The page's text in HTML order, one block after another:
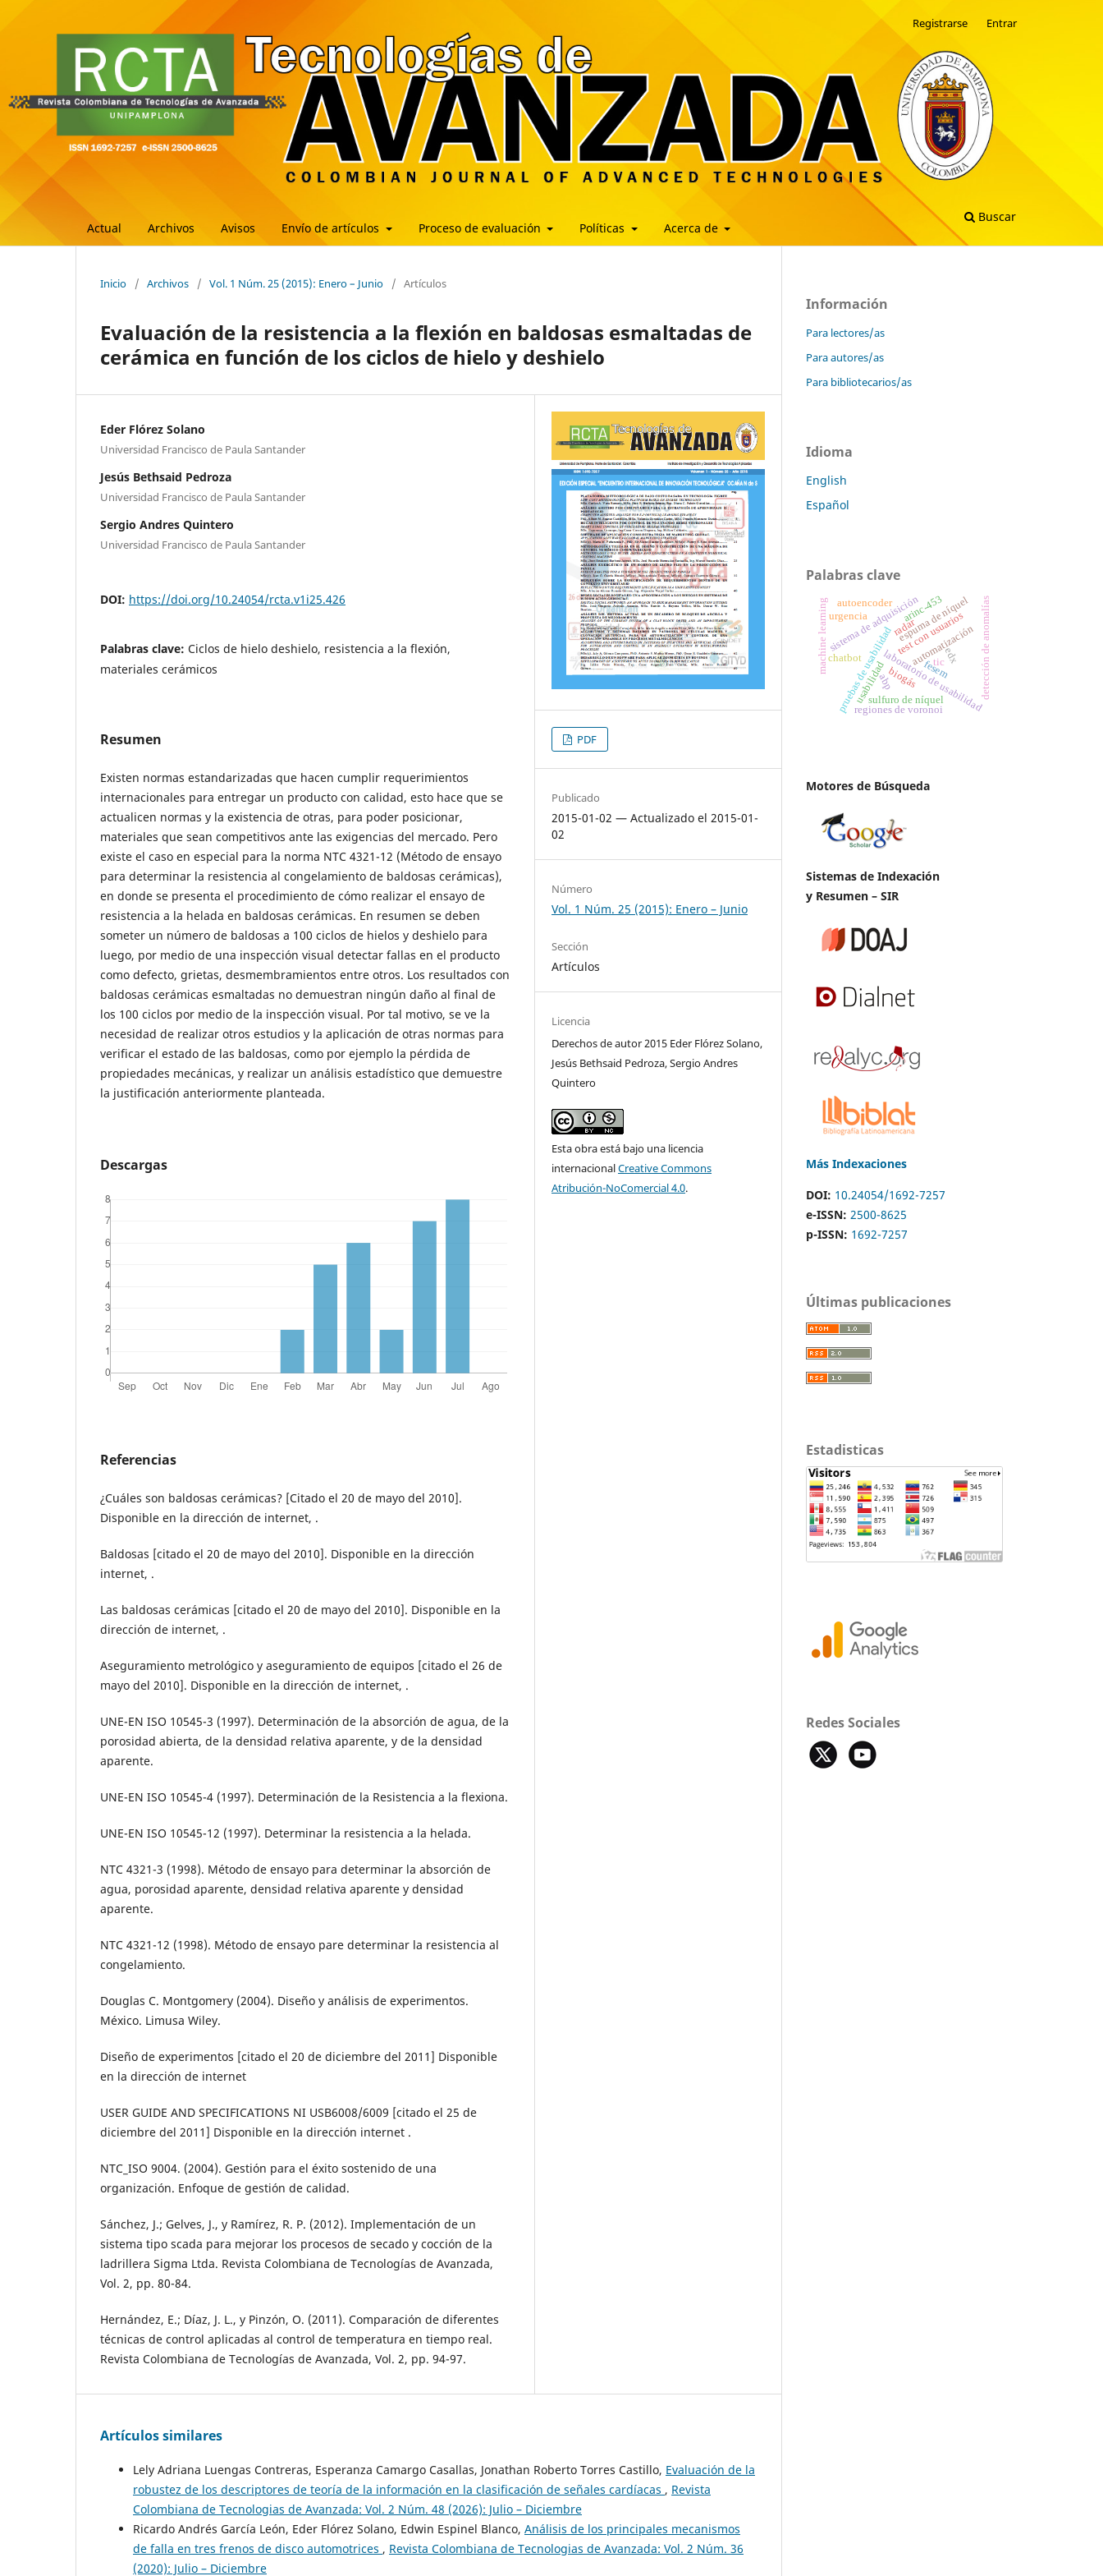
Actual Archivos Avisos Envío de artículos Proceso de evaluación Políticas Acerca de
Buscar
Registrarse Entrar
Inicio / Archivos / Vol. 1 Núm. 25 (2015): Enero – Junio / Artículos
Evaluación de la resistencia a la flexión en baldosas esmaltadas de
cerámica en función de los ciclos de hielo y deshielo
Eder Flórez Solano
Universidad Francisco de Paula Santander
Jesús Bethsaid Pedroza
Universidad Francisco de Paula Santander
Sergio Andres Quintero
Universidad Francisco de Paula Santander
DOI: https://doi.org/10.24054/rcta.v1i25.426
Palabras clave: Ciclos de hielo deshielo, resistencia a la flexión,
materiales cerámicos
Resumen
Existen normas estandarizadas que hacen cumplir requerimientos
internacionales para entregar un producto con calidad, esto hace que se
actualicen normas y la existencia de otras, para poder posicionar,
materiales que sean competitivos ante las exigencias del mercado. Pero
existe el caso en especial para la norma NTC 4321-12 (Método de ensayo
para determinar la resistencia al congelamiento de baldosas cerámicas),
en donde se presenta el procedimiento de cómo realizar el ensayo de
resistencia a la helada en baldosas cerámicas. En resumen se deben
someter un número de baldosas a 100 ciclos de hielos y deshielo para
luego, por medio de una inspección visual detectar fallas en el producto
como defecto, grietas, desmembramientos entre otros. Los resultados con
baldosas cerámicas esmaltadas no demuestran ningún daño al final de
los 100 ciclos por medio de la inspección visual. Por tal motivo, se ve la
necesidad de realizar otros estudios y la aplicación de otras normas para
verificar el estado de las baldosas, como por ejemplo la pérdida de
propiedades mecánicas, y realizar un análisis estadístico que demuestre
la justificación anteriormente planteada.
Descargas
Referencias
¿Cuáles son baldosas cerámicas? [Citado el 20 de mayo del 2010].
Disponible en la dirección de internet, .
Baldosas [citado el 20 de mayo del 2010]. Disponible en la dirección
internet, .
Las baldosas cerámicas [citado el 20 de mayo del 2010]. Disponible en la
dirección de internet, .
Aseguramiento metrológico y aseguramiento de equipos [citado el 26 de
mayo del 2010]. Disponible en la dirección de internet, .
UNE-EN ISO 10545-3 (1997). Determinación de la absorción de agua, de la
porosidad abierta, de la densidad relativa aparente, y de la densidad
aparente.
UNE-EN ISO 10545-4 (1997). Determinación de la Resistencia a la flexiona.
UNE-EN ISO 10545-12 (1997). Determinar la resistencia a la helada.
NTC 4321-3 (1998). Método de ensayo para determinar la absorción de
agua, porosidad aparente, densidad relativa aparente y densidad
aparente.
NTC 4321-12 (1998). Método de ensayo pare determinar la resistencia al
congelamiento.
Douglas C. Montgomery (2004). Diseño y análisis de experimentos.
México. Limusa Wiley.
Diseño de experimentos [citado el 20 de diciembre del 2011] Disponible
en la dirección de internet
USER GUIDE AND SPECIFICATIONS NI USB6008/6009 [citado el 25 de
diciembre del 2011] Disponible en la dirección internet .
NTC_ISO 9004. (2004). Gestión para el éxito sostenido de una
organización. Enfoque de gestión de calidad.
Sánchez, J.; Gelves, J., y Ramírez, R. P. (2012). Implementación de un
sistema tipo scada para mejorar los procesos de secado y cocción de la
ladrillera Sigma Ltda. Revista Colombiana de Tecnologías de Avanzada,
Vol. 2, pp. 80-84.
Hernández, E.; Díaz, J. L., y Pinzón, O. (2011). Comparación de diferentes
técnicas de control aplicadas al control de temperatura en tiempo real.
Revista Colombiana de Tecnologías de Avanzada, Vol. 2, pp. 94-97.
PDF
Publicado
2015-01-02 — Actualizado el 2015-01-
02
Número
Vol. 1 Núm. 25 (2015): Enero – Junio
Sección
Artículos
Licencia
Derechos de autor 2015 Eder Flórez Solano,
Jesús Bethsaid Pedroza, Sergio Andres
Quintero
Esta obra está bajo una licencia
internacionalCreative Commons
Atribución-NoComercial 4.0.
Artículos similares
Lely Adriana Luengas Contreras, Esperanza Camargo Casallas, Jonathan Roberto Torres Castillo, Evaluación de la
robustez de los descriptores de teoría de la información en la clasificación de señales cardíacas , Revista
Colombiana de Tecnologias de Avanzada: Vol. 2 Núm. 48 (2026): Julio – Diciembre
Ricardo Andrés García León, Eder Flórez Solano, Edwin Espinel Blanco, Análisis de los principales mecanismos
de falla en tres frenos de disco automotrices , Revista Colombiana de Tecnologias de Avanzada: Vol. 2 Núm. 36
(2020): Julio – Diciembre
Información
Para lectores/as
Para autores/as
Para bibliotecarios/as
Idioma
English
Español
Palabras clave
laboratorio de usabilidad
pruebas de usabilidadtest con usuarios
usabilidad
sistema de adquisiciónautomatización
biogás detección de anomalías
autoencoder
machine learning
regiones de voronoi
abp
sulfuro de níquel
espuma de níquel
fesem
edx
chatbot
urgencia
tic
radar
arinc-453
Motores de Búsqueda
Sistemas de Indexación
y Resumen – SIR
Más Indexaciones
DOI: 10.24054/1692-7257
e-ISSN: 2500-8625
p-ISSN: 1692-7257
Últimas publicaciones
Estadisticas
Redes Sociales